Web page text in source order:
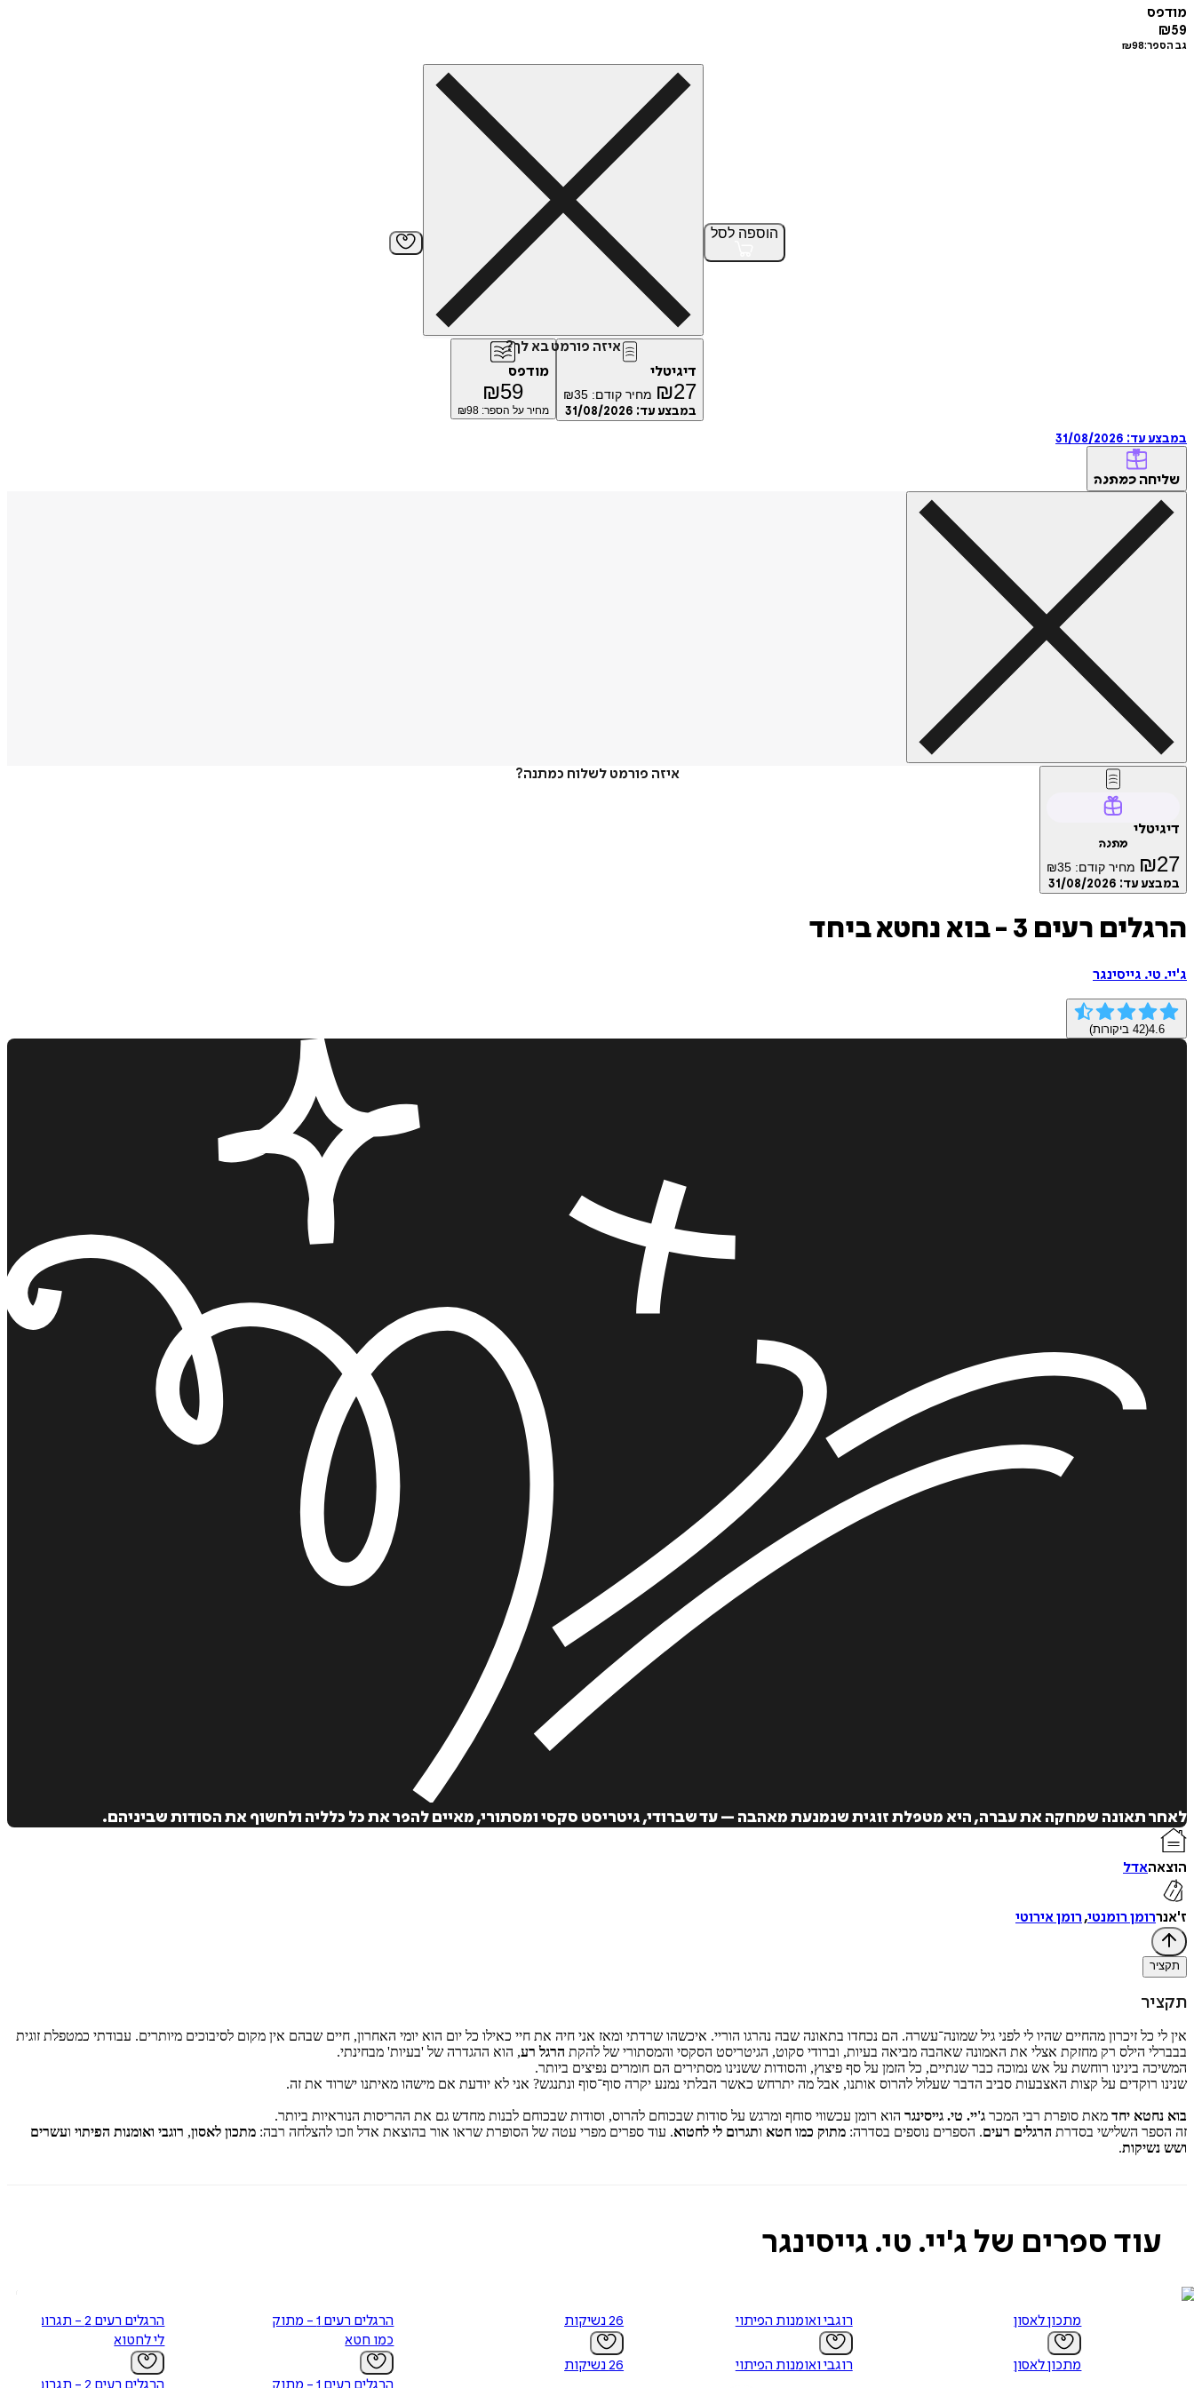
מודפס
₪59
גב הספר: ₪98
הוספה לסל
איזה פורמט בא לך?
דיגיטלי
₪27 מחיר קודם: ₪35
במבצע עד: 31/08/2026
מודפס
₪59
מחיר על הספר: ₪98
במבצע עד: 31/08/2026
שליחה כמתנה
איזה פורמט לשלוח כמתנה?
דיגיטלי
מתנה
₪27 מחיר קודם: ₪35
במבצע עד: 31/08/2026
הוספה
איזה פורמט בא לך?
דיגיטלי
₪27 מחיר קודם: ₪35
במבצע עד:
31/08/2026
מודפס
59
מחיר על הספר: ₪
הרגלים רעים 3 - בוא נחטא ביחד
ג'יי. טי. גייסינגר
4.6
(
42 ביקורות)
לאחר תאונה שמחקה את עברה, היא מטפלת זוגית שנמנעת מאהבה – עד שברודי, גיטריסט סקסי ומסתורי, מאיים להפר את כל כלליה ולחשוף את הסודות שביניהם.
הוצאהאדל
ז'אנררומן רומנטי,רומן אירוטי
תקציר
תקציר
אין לי כל זיכרון מהחיים שהיו לי לפני גיל שמונה־עשרה. הם נכחדו בתאונה שבה נהרגו הוריי. איכשהו שרדתי ומאז אני חיה את חיי כאילו כל יום הוא יומי האחרון, חיים שבהם אין מקום לסיבוכים מיותרים. עבודתי כמטפלת זוגית
בבברלי הילס רק מחזקת אצלי את האמונה שאהבה מביאה בעיות, וברודי סקוט, הגיטריסט הסקסי והמסתורי של להקת הרגל רע, הוא ההגדרה של 'בעיות' מבחינתי.
המשיכה בינינו רוחשת על אש נמוכה כבר שנתיים, כל הזמן על סף פיצוץ, והסודות ששנינו מסתירים הם חומרים נפיצים ביותר.
שנינו רוקדים על קצות האצבעות סביב הדבר שעלול להרוס אותנו, אבל מה יתרחש כאשר הבלתי נמנע יקרה סוף־סוף ונתנגש? אני לא יודעת אם מישהו מאיתנו ישרוד את זה.
בוא נחטא יחד מאת סופרת רבי המכר ג'יי. טי. גייסינגר הוא רומן עכשווי סוחף ומרגש על סודות שבכוחם להרוס, וסודות שבכוחם לבנות מחדש גם את ההריסות הנוראיות ביותר.
זה הספר השלישי בסדרת הרגלים רעים. הספרים נוספים בסדרה: מתוק כמו חטא ותגרום לי לחטוא. עוד ספרים מפרי עטה של הסופרת שראו אור בהוצאת אדל וזכו להצלחה רבה: מתכון לאסון, רוגבי ואומנות הפיתוי ועשרים
ושש נשיקות.
עוד ספרים של ג'יי. טי. גייסינגר
מתכון לאסון
מתכון לאסון
רוגבי ואומנות הפיתוי
רוגבי ואומנות הפיתוי
26 נשיקות
26 נשיקות
הרגלים רעים 1 - מתוק
כמו חטא
הרגלים רעים 1 - מתוק
הרגלים רעים 2 - תגרום
לי לחטוא
הרגלים רעים 2 - תגרום